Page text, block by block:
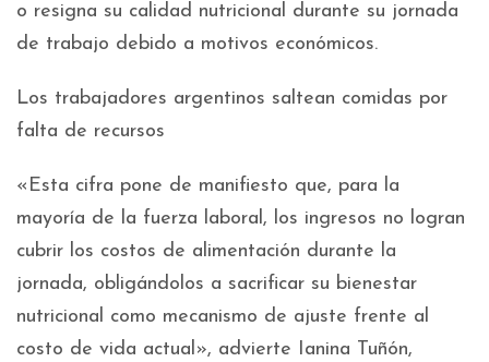
o resigna su calidad nutricional durante su jornada
de trabajo debido a motivos económicos.
Los trabajadores argentinos saltean comidas por
falta de recursos
«Esta cifra pone de manifiesto que, para la
mayoría de la fuerza laboral, los ingresos no logran
cubrir los costos de alimentación durante la
jornada, obligándolos a sacrificar su bienestar
nutricional como mecanismo de ajuste frente al
costo de vida actual», advierte Ianina Tuñón,